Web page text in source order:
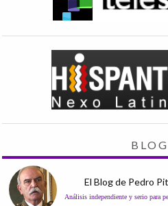
El Blog de Pedro
Análisis independiente y serio para